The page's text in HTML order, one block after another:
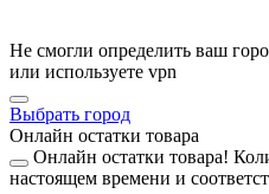
Не смогли определить ваш
или используете vpn
Выбрать город
Онлайн остатки товара
Онлайн остатки товара!
настоящем времени и